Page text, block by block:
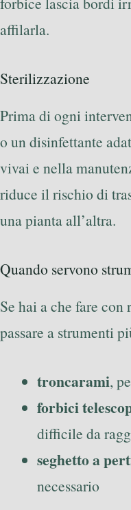
affilarla.
Sterilizzazione
Prima di ogni
o un disinfettante
vivai e nella
riduce il rischio di
una pianta all’altra.
Quando servono
Se hai a che fare
passare a strumenti
troncarami,
forbici
difficile da
seghetto a
necessario